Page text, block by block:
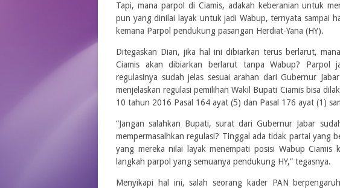
Tapi, mana parpol di Ciamis, adakah keberanian untuk
pun yang dinilai layak untuk jadi Wabup, ternyata sampai
kemana Parpol pendukung pasangan Herdiat-Yana (HY).
Ditegaskan Dian, jika hal ini dibiarkan terus berlarut,
Ciamis akan dibiarkan berlarut tanpa Wabup? Parpol
regulasinya sudah jelas sesuai arahan dari Gubernur Jabar
menjelaskan regulasi pemilihan Wakil Bupati Ciamis bisa
10 tahun 2016 Pasal 164 ayat (5) dan Pasal 176 ayat (1)
“Jangan salahkan Bupati, surat dari Gubernur Jabar
mempermasalhkan regulasi? Tinggal ada tidak partai yang
yang mereka nilai layak menempati posisi Wabup Ciamis
langkah parpol yang semuanya pendukung HY,” tegasnya.
Menyikapi hal ini, salah seorang kader PAN